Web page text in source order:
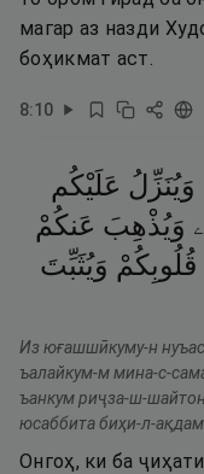
магар аз назди
боҳикмат аст.
8:10
وَيُنَزِّلُ عَلَيْكُم
وَيُذْهِبَ عَنكُمْ
قُلُوبِكُمْ وَيُثَبِّتَ
Из юғашшӣкуму-н
ъалайкум-м мина-с-
ъанкум риҷза-ш-
юсаббита биҳи-л-ақдам.
Онгоҳ, ки ба